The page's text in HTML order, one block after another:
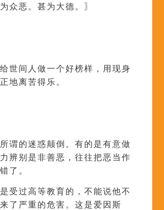
众恶。甚为大德。〗
世间人做一个好榜样，用现身
地离苦得乐。
谓的迷惑颠倒。有的是有意做
辨别是非善恶，往往把恶当作
了。
受过高等教育的，不能说他不
了严重的危害。这是爱因斯